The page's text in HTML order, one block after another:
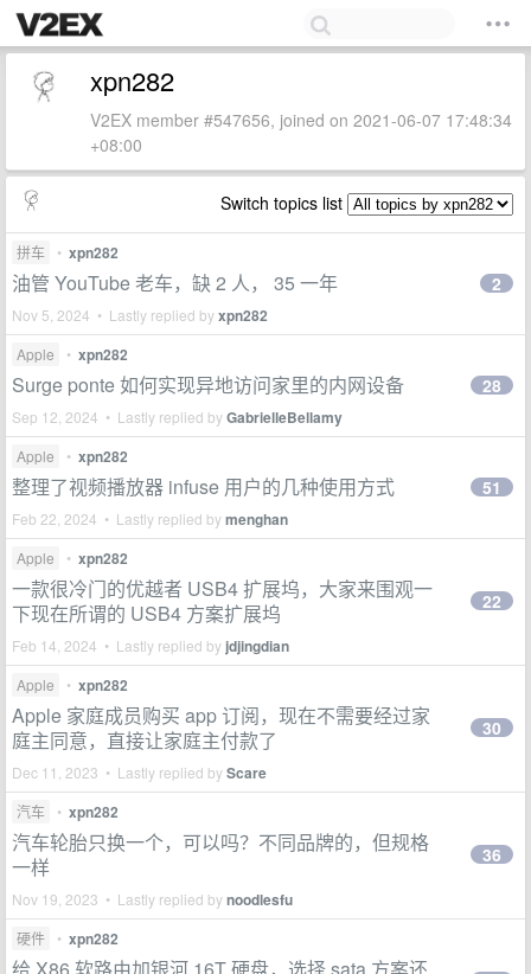
xpn282
V2EX member #547656, joined on 2021-06-07 17:48:34
+08:00
Switch topics list
拼车 • xpn282
油管 YouTube 老车，缺 2 人， 35 一年
Nov 5, 2024 • Lastly replied byxpn282
2
Apple • xpn282
Surge ponte 如何实现异地访问家里的内网设备
Sep 12, 2024 • Lastly replied byGabrielleBellamy
28
Apple • xpn282
整理了视频播放器 infuse 用户的几种使用方式
Feb 22, 2024 • Lastly replied bymenghan
51
Apple • xpn282
一款很冷门的优越者 USB4 扩展坞，大家来围观一
下现在所谓的 USB4 方案扩展坞
Feb 14, 2024 • Lastly replied by jdjingdian
22
Apple • xpn282
Apple 家庭成员购买 app 订阅，现在不需要经过家
庭主同意，直接让家庭主付款了
Dec 11, 2023 • Lastly replied byScare
30
汽车 • xpn282
汽车轮胎只换一个，可以吗？不同品牌的，但规格
一样
Nov 19, 2023 • Lastly replied bynoodlesfu
36
硬件 • xpn282